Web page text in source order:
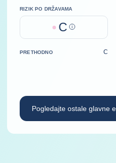
RIZIK PO DRŽAVAMA
C Help
PRETHODNO C
Pogledajte ostale glavne